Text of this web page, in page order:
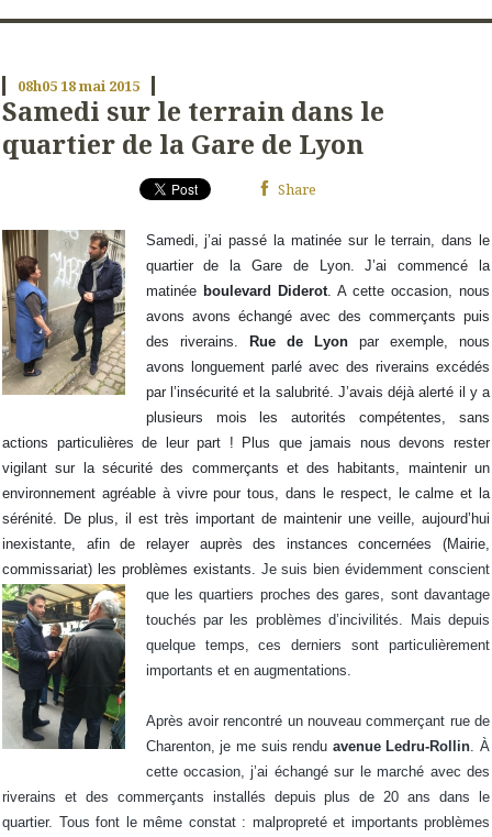
08h0518mai 2015
Samedi sur le terrain dans le
quartier de la Gare de Lyon
Share
Samedi, j’ai passé la matinée sur le terrain, dans le
quartier de la Gare de Lyon. J’ai commencé la
matinée boulevard Diderot. A cette occasion, nous
avons avons échangé avec des commerçants puis
des riverains.
Rue de Lyonpar exemple, nous
avons longuement parlé avec des riverains excédés
par l’insécurité et la salubrité. J’avais déjà alerté il y a
plusieurs mois les autorités compétentes, sans
actions particulières de leur part ! Plus que jamais nous devons rester
vigilant sur la sécurité des commerçants et des habitants, maintenir un
environnement agréable à vivre pour tous, dans le respect, le calme et la
sérénité. De plus, il est très important de maintenir une veille, aujourd’hui
inexistante, afin de relayer auprès des instances concernées (Mairie,
commissariat) les problèmes existants. Je suis bien évidemment conscient
que les quartiers proches des gares, sont davantage
touchés par les problèmes d’incivilités. Mais depuis
quelque temps, ces derniers sont particulièrement
importants et en augmentations.
Après avoir rencontré un nouveau commerçant rue de
Charenton, je me suis rendu avenue Ledru-Rollin . À
cette occasion, j’ai échangé sur le marché avec des
riverains et des commerçants installés depuis plus de 20 ans dans le
quartier. Tous font le même constat : malpropreté et importants problèmes